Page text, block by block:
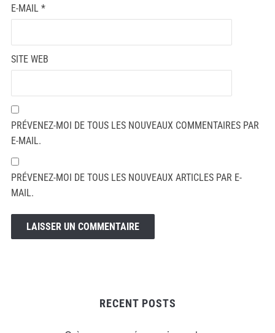
E-MAIL *
SITE WEB
PRÉVENEZ-MOI DE TOUS LES NOUVEAUX COMMENTAIRES PAR
E-MAIL.
PRÉVENEZ-MOI DE TOUS LES NOUVEAUX ARTICLES PAR E-
MAIL.
RECENT POSTS